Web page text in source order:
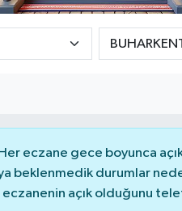
Her eczane gece boyunca
beklenmedik durumlar
açık olduğunu